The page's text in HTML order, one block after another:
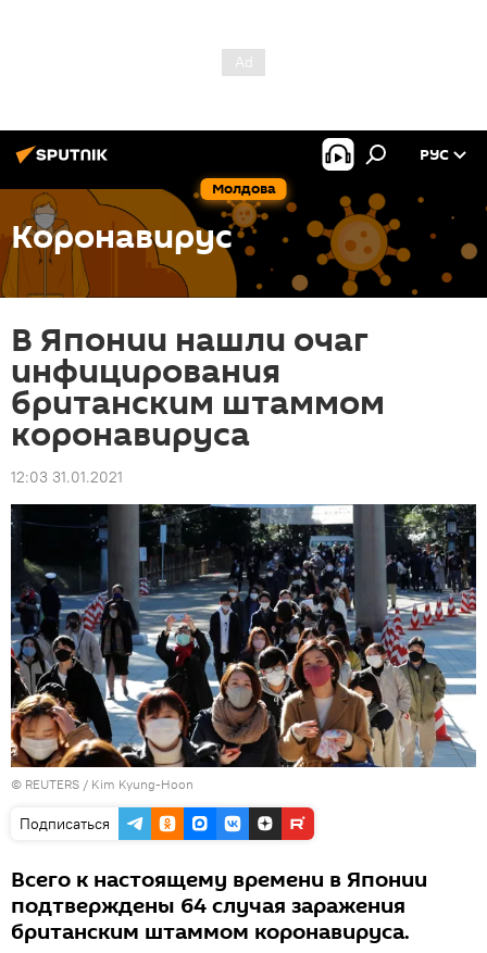
Молдова
РУС
Коронавирус
В Японии нашли очаг
инфицирования
британским штаммом
коронавируса
12:03 31.01.2021
© REUTERS / Kim Kyung-Hoon
Подписаться
Всего к настоящему времени в Японии
подтверждены 64 случая заражения
британским штаммом коронавируса.